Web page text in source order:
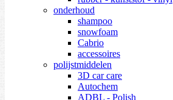
onderhoud
shampoo
snowfoam
Cabrio
accessoires
polijstmiddelen
3D car care
Autochem
ADBL - Polish